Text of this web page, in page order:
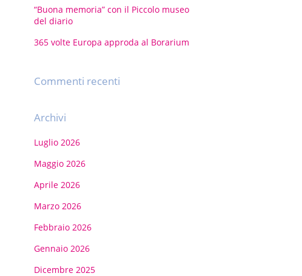
“Buona memoria” con il Piccolo museo
del diario
365 volte Europa approda al Borarium
Commenti recenti
Archivi
Luglio 2026
Maggio 2026
Aprile 2026
Marzo 2026
Febbraio 2026
Gennaio 2026
Dicembre 2025